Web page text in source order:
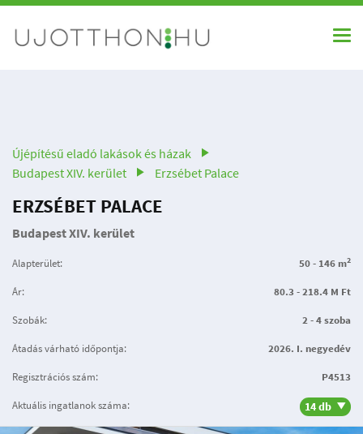
Újépítésű eladó lakások és házak
Budapest XIV. kerület
Erzsébet Palace
ERZSÉBET PALACE
Budapest XIV. kerület
Alapterület: 50 - 146 m2
Ár: 80.3 - 218.4 M Ft
Szobák: 2 - 4 szoba
Átadás várható időpontja: 2026. I. negyedév
Regisztrációs szám: P4513
Aktuális ingatlanok száma: 14 db